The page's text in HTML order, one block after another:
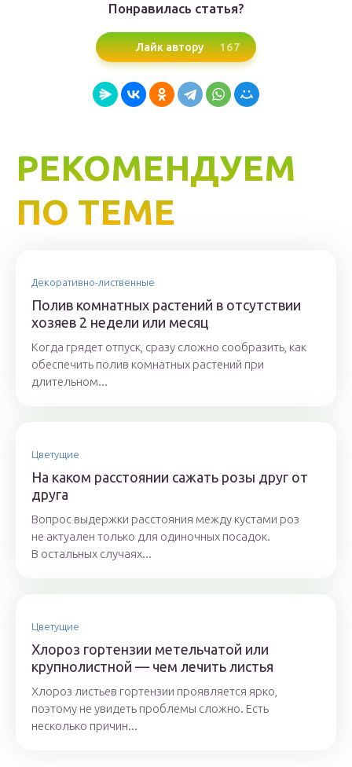
Понравилась статья?
Лайк автору 167
РЕКОМЕНДУЕМ
ПО ТЕМЕ
Декоративно-лиственные
Полив комнатных растений в отсутствии
хозяев 2 недели или месяц
Когда грядет отпуск, сразу сложно сообразить, как
обеспечить полив комнатных растений при
длительном...
Цветущие
На каком расстоянии сажать розы друг от
друга
Вопрос выдержки расстояния между кустами роз
не актуален только для одиночных посадок.
В остальных случаях...
Цветущие
Хлороз гортензии метельчатой или
крупнолистной — чем лечить листья
Хлороз листьев гортензии проявляется ярко,
поэтому не увидеть проблемы сложно. Есть
несколько причин...